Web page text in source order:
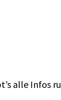
alle Infos